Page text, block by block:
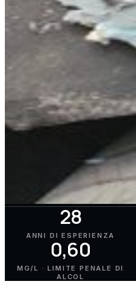
28
ANNI DI ESPERIENZA
0,60
MG/L · LIMITE PENALE DI
ALCOL